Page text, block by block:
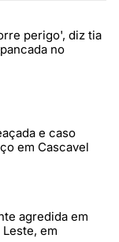
perigo', diz tia
no
e caso
em Cascavel
agredida em
em